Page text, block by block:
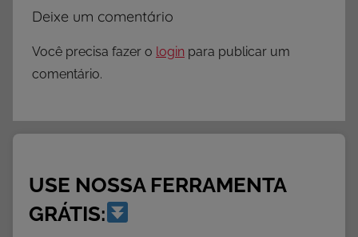
Deixe um comentário
Você precisa fazer o login para publicar um
comentário.
USE NOSSA FERRAMENTA
GRÁTIS: